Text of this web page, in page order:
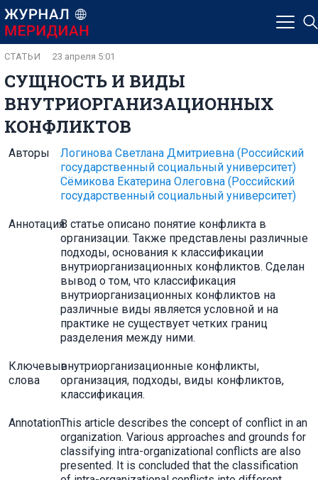
СУЩНОСТЬ И ВИДЫ
ВНУТРИОРГАНИЗАЦИОННЫХ
КОНФЛИКТОВ
СТАТЬИ 23 апреля 5:01
Авторы Логинова Светлана Дмитриевна (Российский
государственный социальный университет)
Сёмикова Екатерина Олеговна (Российский
государственный социальный университет)
АннотацияВ статье описано понятие конфликта в
организации. Также представлены различные
подходы, основания к классификации
внутриорганизационных конфликтов. Сделан
вывод о том, что классификация
внутриорганизационных конфликтов на
различные виды является условной и на
практике не существует четких границ
разделения между ними.
Ключевые
слова
внутриорганизационные конфликты,
организация, подходы, виды конфликтов,
классификация.
AnnotationThis article describes the concept of conflict in an
organization. Various approaches and grounds for
classifying intra-organizational conflicts are also
presented. It is concluded that the classification